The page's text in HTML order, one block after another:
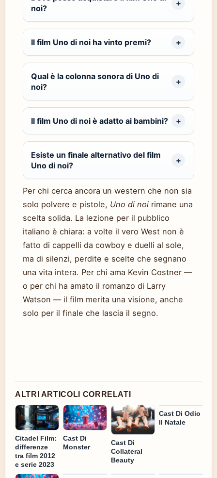
noi?
Il film Uno di noi ha vinto premi?
Qual è la colonna sonora di Uno di
noi?
Il film Uno di noi è adatto ai bambini?
Esiste un finale alternativo del film
Uno di noi?
Per chi cerca ancora un western che non sia
solo polvere e pistole, Uno di noi rimane una
scelta solida. La lezione per il pubblico
italiano è chiara: a volte il vero West non è
fatto di cappelli da cowboy e duelli al sole,
ma di silenzi, perdite e scelte che segnano
una vita intera. Per chi ama Kevin Costner —
o per chi ha amato il romanzo di Larry
Watson — il film merita una visione, anche
solo per il finale che lascia il segno.
ALTRI ARTICOLI CORRELATI
Citadel Film:
differenze
tra film 2012
e serie 2023
Cast Di
Monster
Cast Di
Collateral
Beauty
Cast Di Odio
Il Natale